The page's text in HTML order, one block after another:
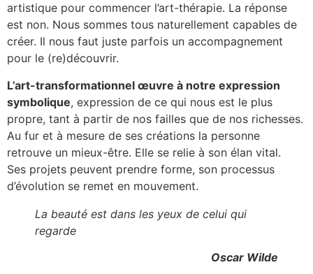
artistique pour commencer l’art-thérapie. La réponse
est non. Nous sommes tous naturellement capables de
créer. Il nous faut juste parfois un accompagnement
pour le (re)découvrir.
L’art-transformationnel œuvre à notre expression
symbolique, expression de ce qui nous est le plus
propre, tant à partir de nos failles que de nos richesses.
Au fur et à mesure de ses créations la personne
retrouve un mieux-être. Elle se relie à son élan vital.
Ses projets peuvent prendre forme, son processus
d’évolution se remet en mouvement.
La beauté est dans les yeux de celui qui
regarde
Oscar Wilde